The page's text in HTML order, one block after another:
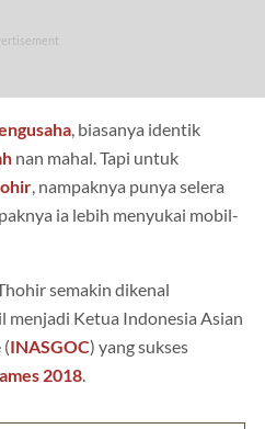
, biasanya identik
nan mahal. Tapi untuk
, nampaknya punya selera
ia lebih menyukai mobil-
semakin dikenal
menjadi Ketua Indonesia Asian
(INASGOC) yang sukses
2018